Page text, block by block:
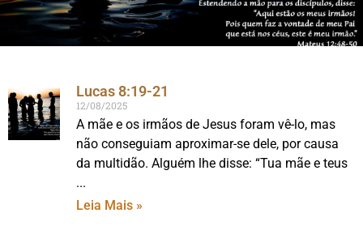
Lucas 8:19-21
12/08/2025
A mãe e os irmãos de Jesus foram vê-lo, mas
não conseguiam aproximar-se dele, por causa
da multidão. Alguém lhe disse: “Tua mãe e teus
Leia Mais »